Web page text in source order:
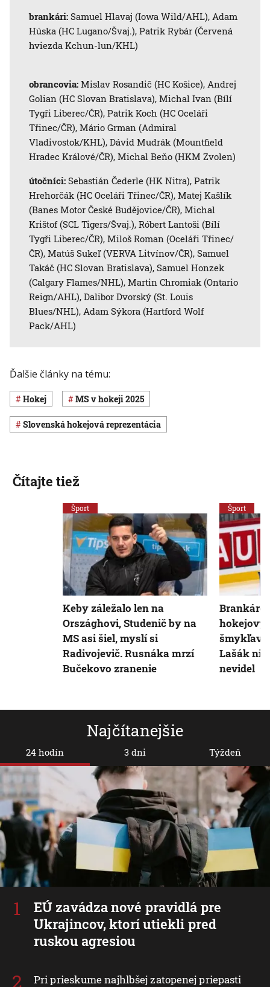
brankári: Samuel Hlavaj (Iowa Wild/AHL), Adam
Húska (HC Lugano/Švaj.), Patrik Rybár (Červená
hviezda Kchun-lun/KHL)
obrancovia: Mislav Rosandič (HC Košice), Andrej
Golian (HC Slovan Bratislava), Michal Ivan (Bílí
Tygři Liberec/ČR), Patrik Koch (HC Oceláři
Třinec/ČR), Mário Grman (Admiral
Vladivostok/KHL), Dávid Mudrák (Mountfield
Hradec Králové/ČR), Michal Beňo (HKM Zvolen)
útočníci: Sebastián Čederle (HK Nitra), Patrik
Hrehorčák (HC Oceláři Třinec/ČR), Matej Kašlík
(Banes Motor České Budějovice/ČR), Michal
Krištof (SCL Tigers/Švaj.), Róbert Lantoši (Bílí
Tygři Liberec/ČR), Miloš Roman (Oceláři Třinec/
ČR), Matúš Sukeľ (VERVA Litvínov/ČR), Samuel
Takáč (HC Slovan Bratislava), Samuel Honzek
(Calgary Flames/NHL), Martin Chromiak (Ontario
Reign/AHL), Dalibor Dvorský (St. Louis
Blues/NHL), Adam Sýkora (Hartford Wolf
Pack/AHL)
Ďalšie články na tému:
Hokej MS v hokeji 2025
slovenská hokejová reprezentácia
Najčítanejšie
24 hodín
EÚ zavádza nové pravidlá pre
Ukrajincov, ktorí utiekli pred
ruskou agresiou
Pri prieskume najhlbšej zatopenej priepasti
3 dni Týždeň
Čítajte tiež
Šport
Keby záležalo len na
Országhovi, Studenič by na
MS asi šiel, myslí si
Radivojevič. Rusnáka mrzí
Bučekovo zranenie
Šport
šmykľavé
Lašák nič
nevidel